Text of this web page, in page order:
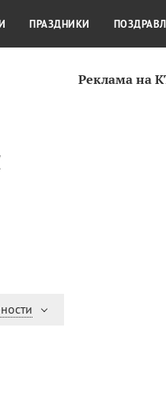
Реклама на
КУЛЬТУРА
ПРАЗДНИКИ